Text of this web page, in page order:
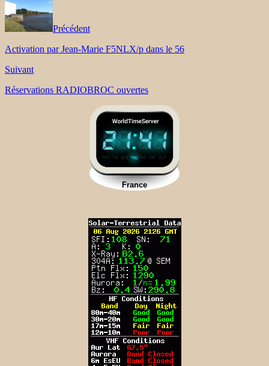
Précédent
Activation par Jean-Marie F5NLX/p dans le 56
Suivant
Réservations RADIOBROC ouvertes